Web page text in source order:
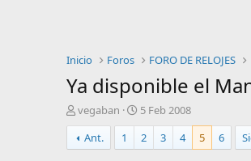
Inicio Foros FORO DE RELOJES
Ya disponible el
I
n
i
c
vegaban
F
e
c
h
5 Feb 2008
Ant.
1 2 3 4 5 6